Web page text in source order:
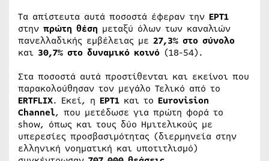
Τα απίστευτα αυτά ποσοστά έφεραν την ΕΡΤ1
στην πρώτη θέση μεταξύ όλων των καναλιών
πανελλαδικής εμβέλειας με 27,3% στο σύνολο
και 30,7% στο δυναμικό κοινό (18-54).
Στα ποσοστά αυτά προστίθενται και εκείνοι που
παρακολούθησαν τον μεγάλο Τελικό από το
ERTFLIX. Εκεί, η ΕΡΤ1 και το Eurovision
Channel, που μετέδωσε για πρώτη φορά το
show, όπως και τους δύο Ημιτελικούς με
υπερεσίες προσβασιμότητας (διερμηνεία στην
ελληνική νοηματική και υποτιτλισμό)